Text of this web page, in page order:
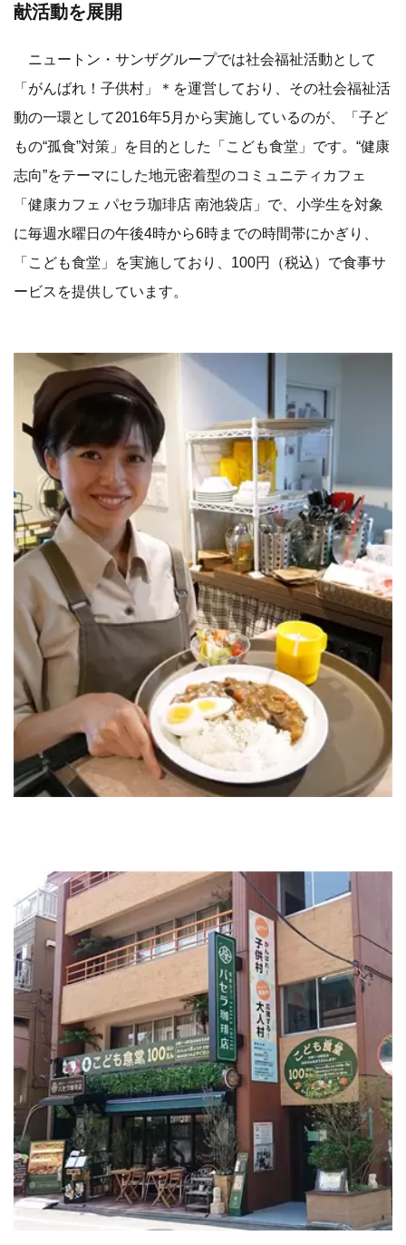
献活動を展開
ニュートン・サンザグループでは社会福祉活動として
「がんばれ！子供村」＊を運営しており、その社会福祉活
動の一環として2016年5月から実施しているのが、「子ど
もの“孤食”対策」を目的とした「こども食堂」です。“健康
志向”をテーマにした地元密着型のコミュニティカフェ
「健康カフェ パセラ珈琲店 南池袋店」で、小学生を対象
に毎週水曜日の午後4時から6時までの時間帯にかぎり、
「こども食堂」を実施しており、100円（税込）で食事サ
ービスを提供しています。